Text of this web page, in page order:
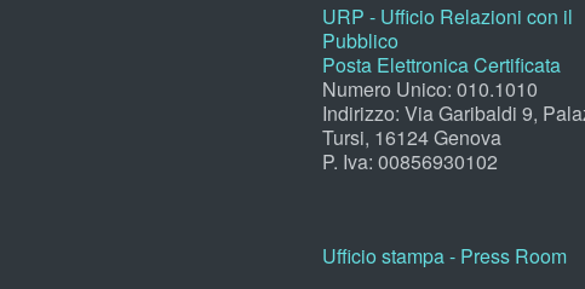
URP - Ufficio Relazioni con il
Pubblico
Posta Elettronica Certificata
Numero Unico: 010.1010
Indirizzo: Via Garibaldi 9,
Tursi, 16124 Genova
P. Iva: 00856930102
Ufficio stampa - Press Room